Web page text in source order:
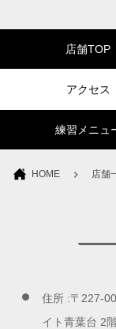
店舗TOP
アクセス
練習メニュ
HOME 店舗
住所 :〒227-
イト青葉台 2